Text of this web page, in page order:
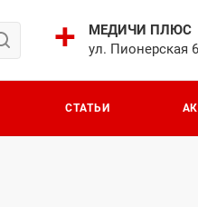
МЕДИЧИ ПЛЮС
ул. Пионерская 6
СТАТЬИ